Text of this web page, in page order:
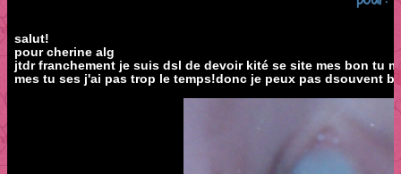
salut!
pour cherine alg
jtdr franchement je suis dsl de devoir kité se site mes bon tu
mes tu ses j'ai pas trop le temps!donc je peux pas dsouvent